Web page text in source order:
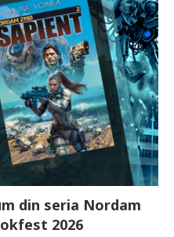
din seria Nordam
2026